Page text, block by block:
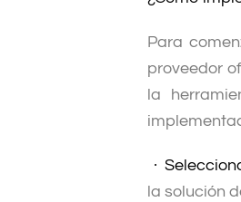
Para
proveedor
la
·
la solución